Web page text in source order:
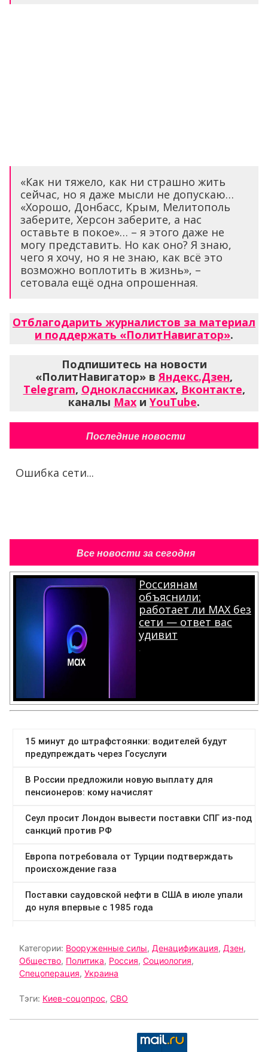
«Как ни тяжело, как ни страшно жить
сейчас, но я даже мысли не допускаю…
«Хорошо, Донбасс, Крым, Мелитополь
заберите, Херсон заберите, а нас
оставьте в покое»… – я этого даже не
могу представить. Но как оно? Я знаю,
чего я хочу, но я не знаю, как всё это
возможно воплотить в жизнь», –
сетовала ещё одна опрошенная.
Отблагодарить журналистов за материал
и поддержать «ПолитНавигатор».
Подпишитесь на новости
«ПолитНавигатор» в Яндекс.Дзен,
Telegram, Одноклассниках, Вконтакте,
каналы Max и YouTube.
Последние новости
Ошибка сети...
Все новости за сегодня
Россиянам
объяснили:
работает ли MAX без
сети — ответ вас
удивит
.
Категории: Вооруженные силы, Денацификация, Дзен,
Общество, Политика, Россия, Социология,
Спецоперация, Украина
Тэги: Киев-соцопрос, СВО